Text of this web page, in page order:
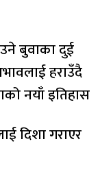
बुवाका दुई
हराउँदै
नयाँ इतिहास
दिशा गराएर